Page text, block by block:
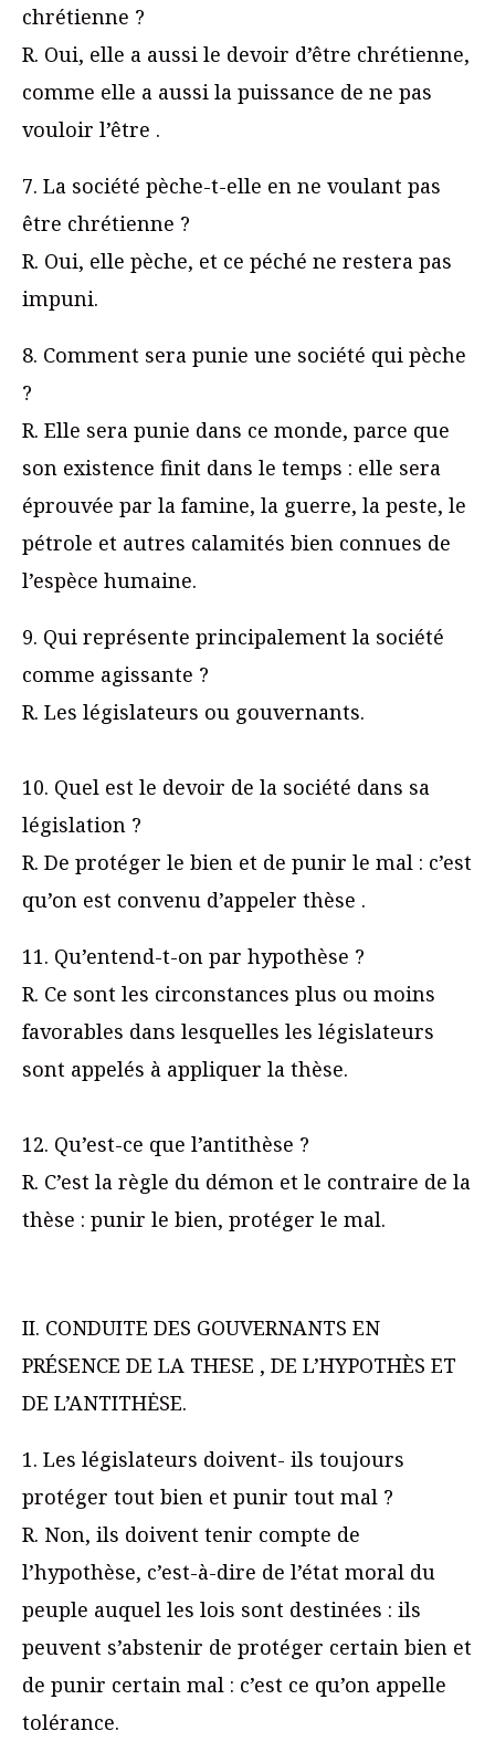
chrétienne ?
R. Oui, elle a aussi le devoir d’être chrétienne,
comme elle a aussi la puissance de ne pas
vouloir l’être .
7. La société pèche-t-elle en ne voulant pas
être chrétienne ?
R. Oui, elle pèche, et ce péché ne restera pas
impuni.
8. Comment sera punie une société qui pèche
?
R. Elle sera punie dans ce monde, parce que
son existence finit dans le temps : elle sera
éprouvée par la famine, la guerre, la peste, le
pétrole et autres calamités bien connues de
l’espèce humaine.
9. Qui représente principalement la société
comme agissante ?
R. Les législateurs ou gouvernants.
10. Quel est le devoir de la société dans sa
législation ?
R. De protéger le bien et de punir le mal : c’est
qu’on est convenu d’appeler thèse .
11. Qu’entend-t-on par hypothèse ?
R. Ce sont les circonstances plus ou moins
favorables dans lesquelles les législateurs
sont appelés à appliquer la thèse.
12. Qu’est-ce que l’antithèse ?
R. C’est la règle du démon et le contraire de la
thèse : punir le bien, protéger le mal.
II. CONDUITE DES GOUVERNANTS EN
PRÉSENCE DE LA THESE , DE L’HYPOTHÈS ET
DE L’ANTITHĖSE.
1. Les législateurs doivent- ils toujours
protéger tout bien et punir tout mal ?
R. Non, ils doivent tenir compte de
l’hypothèse, c’est-à-dire de l’état moral du
peuple auquel les lois sont destinées : ils
peuvent s’abstenir de protéger certain bien et
de punir certain mal : c’est ce qu’on appelle
tolérance.